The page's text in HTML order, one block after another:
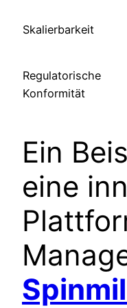
Skalierbarkeit
Regulatorische
Konformität
Ein
eine